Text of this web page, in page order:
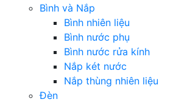
Bình và Nắp
Bình nhiên liệu
Bình nước phụ
Bình nước rửa kính
Nắp két nước
Nắp thùng nhiên liệu
Đèn